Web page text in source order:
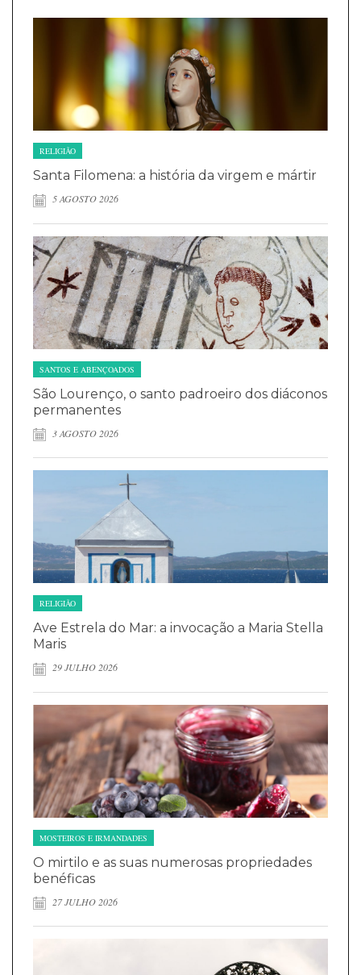
RELIGIÃO
Santa Filomena: a história da virgem e mártir
5 AGOSTO 2026
SANTOS E ABENÇOADOS
São Lourenço, o santo padroeiro dos diáconos
permanentes
3 AGOSTO 2026
RELIGIÃO
Ave Estrela do Mar: a invocação a Maria Stella
Maris
29 JULHO 2026
MOSTEIROS E IRMANDADES
O mirtilo e as suas numerosas propriedades
benéficas
27 JULHO 2026